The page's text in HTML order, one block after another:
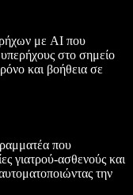
με AI που
στο σημείο
και βοήθεια σε
που
γιατρού-ασθενούς και
την